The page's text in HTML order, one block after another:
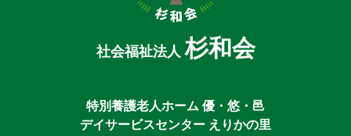
社会福祉法人杉和会
特別養護老人ホーム 優・悠・邑
デイサービスセンター えりかの里